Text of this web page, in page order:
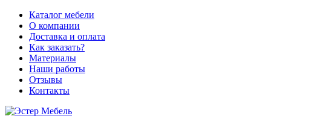
Каталог мебели
О компании
Доставка и оплата
Как заказать?
Материалы
Наши работы
Отзывы
Контакты